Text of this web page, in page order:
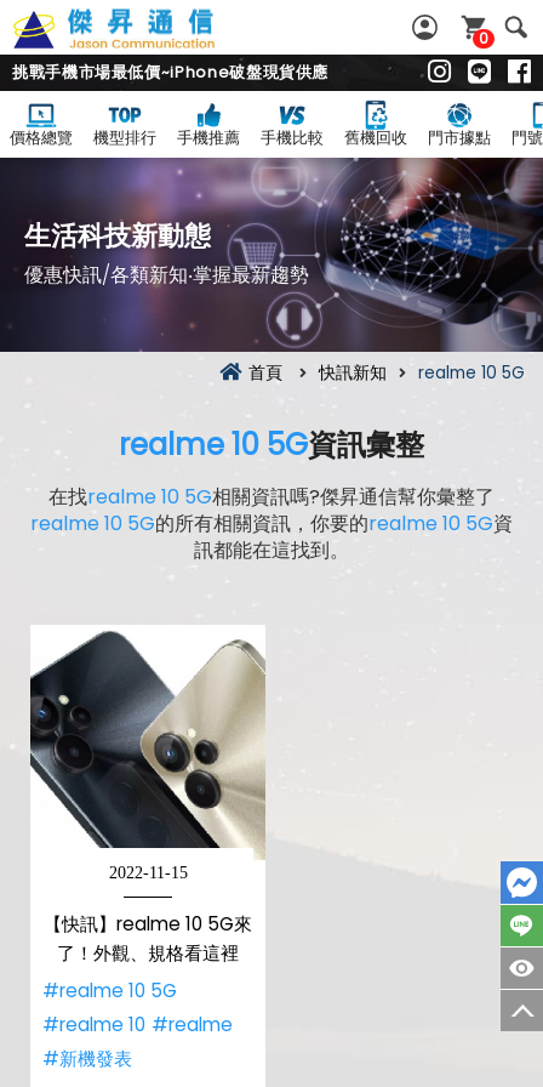
0
挑戰手機市場最低價~iPhone破盤現貨供應
價格總覽 機型排行 手機推薦 手機比較 舊機回收 門市據點 門
生活科技新動態
優惠快訊/各類新知‧掌握最新趨勢
首頁 快訊新知 realme 10 5G
realme 10 5G資訊彙整
在找realme 10 5G相關資訊嗎?傑昇通信幫你彙整了
realme 10 5G的所有相關資訊，你要的realme 10 5G資
訊都能在這找到。
2022-11-15
【快訊】realme 10 5G來
了！外觀、規格看這裡
#realme 10 5G
#realme 10 #realme
#新機發表